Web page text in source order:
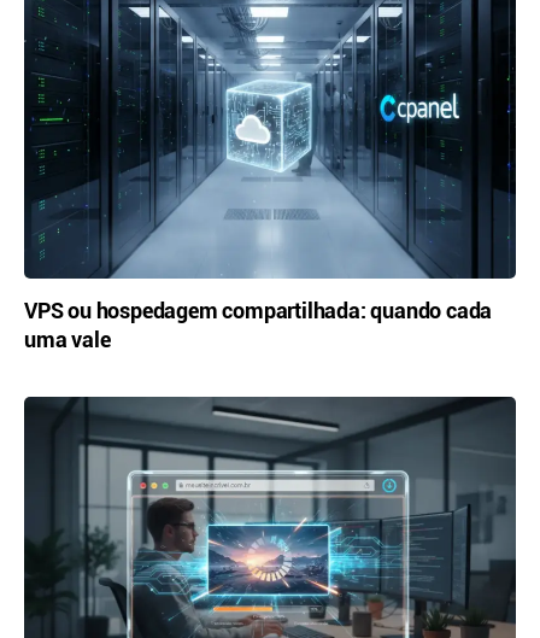
VPS ou hospedagem compartilhada: quando cada
uma vale